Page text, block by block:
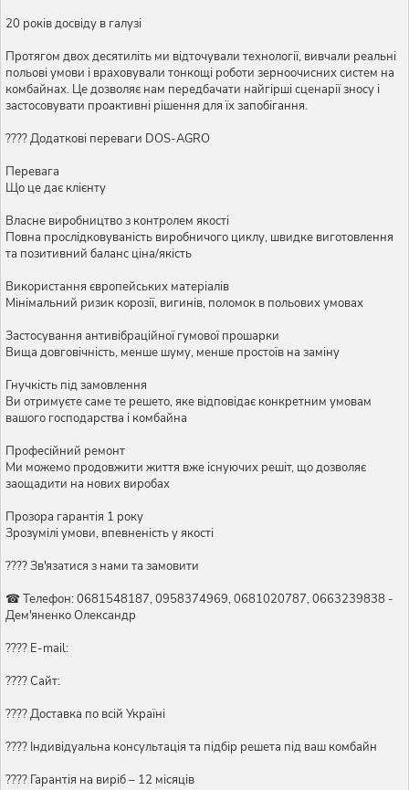
20 років досвіду в галузі
Протягом двох десятиліть ми відточували технології, вивчали реальні
польові умови і враховували тонкощі роботи зерноочисних систем на
комбайнах. Це дозволяє нам передбачати найгірші сценарії зносу і
застосовувати проактивні рішення для їх запобігання.
???? Додаткові переваги DOS-AGRO
Перевага
Що це дає клієнту
Власне виробництво з контролем якості
Повна прослідковуваність виробничого циклу, швидке виготовлення
та позитивний баланс ціна/якість
Використання європейських матеріалів
Мінімальний ризик корозії, вигинів, поломок в польових умовах
Застосування антивібраційної гумової прошарки
Вища довговічність, менше шуму, менше простоїв на заміну
Гнучкість під замовлення
Ви отримуєте саме те решето, яке відповідає конкретним умовам
вашого господарства і комбайна
Професійний ремонт
Ми можемо продовжити життя вже існуючих решіт, що дозволяє
заощадити на нових виробах
Прозора гарантія 1 року
Зрозумілі умови, впевненість у якості
???? Зв'язатися з нами та замовити
☎ Телефон: 0681548187, 0958374969, 0681020787, 0663239838 -
Дем'яненко Олександр
???? E-mail:
???? Сайт:
???? Доставка по всій Україні
????️ Індивідуальна консультація та підбір решета під ваш комбайн
???? Гарантія на виріб – 12 місяців